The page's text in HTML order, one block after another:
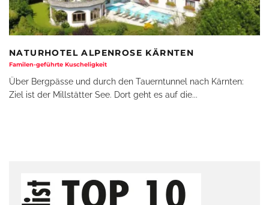
NATURHOTEL ALPENROSE KÄRNTEN
Familen-geführte Kuscheligkeit
Über Bergpässe und durch den Tauerntunnel nach Kärnten:
Ziel ist der Millstätter See. Dort geht es auf die...